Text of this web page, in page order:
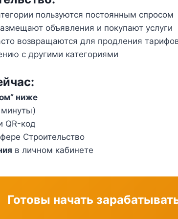
пользуются постоянным спросом
объявления и покупают услуги
возвращаются для продления
с другими категориями
ниже
QR-код
Строительство
в личном кабинете
Готовы начать